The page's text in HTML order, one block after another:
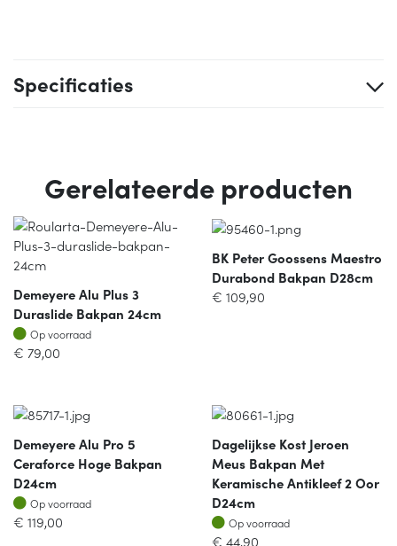
Specificaties
Gerelateerde producten
Demeyere Alu Plus 3
Duraslide Bakpan 24cm
Op voorraad
Op voorraad
€ 79,00
BK Peter Goossens Maestro
Durabond Bakpan D28cm
€ 109,90
Demeyere Alu Pro 5
Ceraforce Hoge Bakpan
D24cm
Op voorraad
Op voorraad
€ 119,00
Dagelijkse Kost Jeroen
Meus Bakpan Met
Keramische Antikleef 2 Oor
D24cm
Op voorraad
Op voorraad
€ 44,90